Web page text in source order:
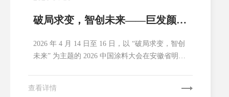
破局求变，智创未来——巨发颜料
大会
2026 年 4 月 14 日至 16 日，以 “破局求变，智创
未来” 为主题的 2026 中国涂料大会在安徽省明光
业专家、上下游企业代表等千余名行业精英，聚
查看详情